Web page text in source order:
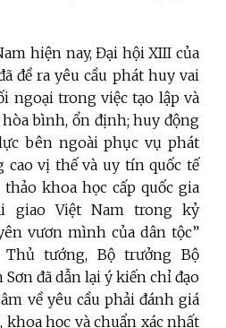
hiện nay, Đại hội XIII của
đề ra yêu cầu phát huy vai
ngoại trong việc tạo lập và
bình, ổn định; huy động
bên ngoài phục vụ phát
cao vị thế và uy tín quốc tế
khoa học cấp quốc gia
giao Việt Nam trong kỷ
vươn mình của dân tộc”
Thủ tướng, Bộ trưởng Bộ
đã dẫn lại ý kiến chỉ đạo
về yêu cầu phải đánh giá
khoa học và chuẩn xác nhất